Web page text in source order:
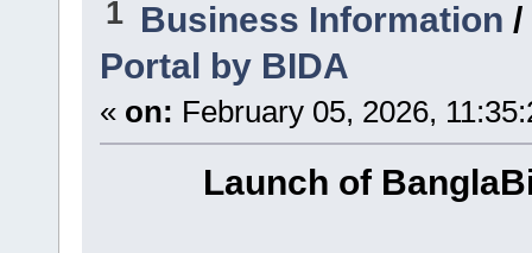
1 Business Information /
Portal by BIDA
« on: February 05, 2026,
Launch of